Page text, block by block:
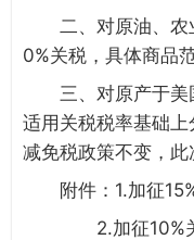
二、对原油、
0%关税，具体商品
三、对原产于
适用关税税率基础上
减免税政策不变，此
附件：1.加征
2.加征10%